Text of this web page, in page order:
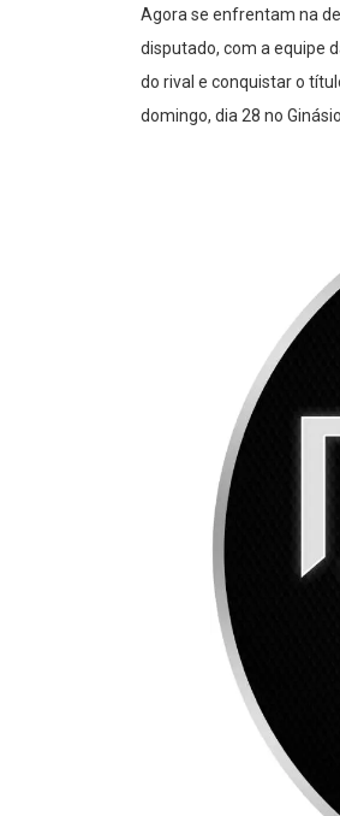
Agora se enfrentam na
disputado, com a equipe
do rival e conquistar o
domingo, dia 28 no